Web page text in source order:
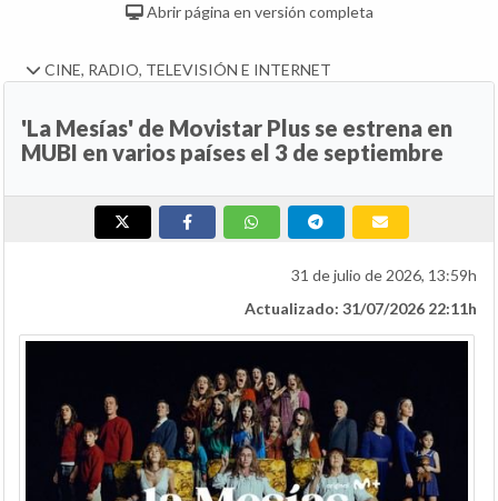
Abrir página en versión completa
CINE, RADIO, TELEVISIÓN E INTERNET
'La Mesías' de Movistar Plus se estrena en
MUBI en varios países el 3 de septiembre
31 de julio de 2026, 13:59h
Actualizado: 31/07/2026 22:11h